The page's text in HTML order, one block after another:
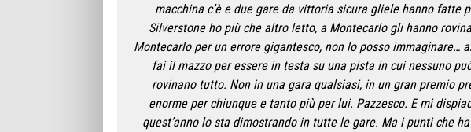
macchina c’è e due gare da vittoria sicura gliele hanno fatte
Silverstone ho più che altro letto, a Montecarlo gli hanno
Montecarlo per un errore gigantesco, non lo posso immaginare…
fai il mazzo per essere in testa su una pista in cui nessuno
rovinano tutto. Non in una gara qualsiasi, in un gran premio
enorme per chiunque e tanto più per lui. Pazzesco. E mi
quest’anno lo sta dimostrando in tutte le gare. Ma i punti che